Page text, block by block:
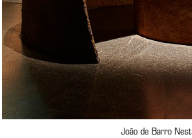
João de Barro Nest